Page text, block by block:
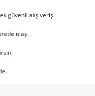
güvenli alış veriş.
ulaş.